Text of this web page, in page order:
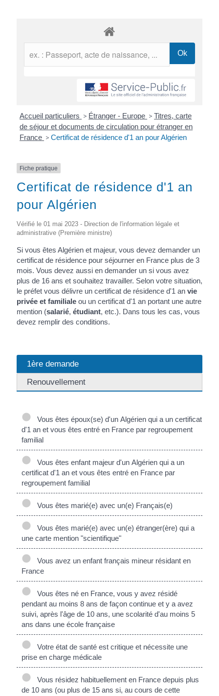
Accueil particuliers > Étranger - Europe > Titres, carte
de séjour et documents de circulation pour étranger en
France > Certificat de résidence d'1 an pour Algérien
Fiche pratique
Certificat de résidence d'1 an
pour Algérien
Vérifié le 01 mai 2023 - Direction de l'information légale et
administrative (Première ministre)
Si vous êtes Algérien et majeur, vous devez demander un
certificat de résidence pour séjourner en France plus de 3
mois. Vous devez aussi en demander un si vous avez
plus de 16 ans et souhaitez travailler. Selon votre situation,
le préfet vous délivre un certificat de résidence d'1 an vie
privée et familialeou un certificat d'1 an portant une autre
mention (salarié, étudiant, etc.). Dans tous les cas, vous
devez remplir des conditions.
1ère demande
Renouvellement
Vous êtes époux(se) d'un Algérien qui a un certificat
d'1 an et vous êtes entré en France par regroupement
familial
Vous êtes enfant majeur d'un Algérien qui a un
certificat d'1 an et vous êtes entré en France par
regroupement familial
Vous êtes marié(e) avec un(e) Français(e)
Vous êtes marié(e) avec un(e) étranger(ère) qui a
une carte mention "scientifique"
Vous avez un enfant français mineur résidant en
France
Vous êtes né en France, vous y avez résidé
pendant au moins 8 ans de façon continue et y a avez
suivi, après l'âge de 10 ans, une scolarité d'au moins 5
ans dans une école française
Votre état de santé est critique et nécessite une
prise en charge médicale
Vous résidez habituellement en France depuis plus
de 10 ans (ou plus de 15 ans si, au cours de cette